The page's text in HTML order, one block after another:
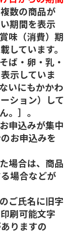
複数の商品が
期間を表示
味（消費）期
しています。
ば・卵・乳・
示していま
いにもかかわ
ション）して
。］。
申込みが集中
お申込みを
場合は、商品
場合などが
ご氏名に旧字
刷可能文字
りますの